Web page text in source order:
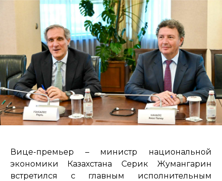
Вице-премьер – министр национальной
экономики Казахстана Серик Жумангарин
встретился с главным исполнительным